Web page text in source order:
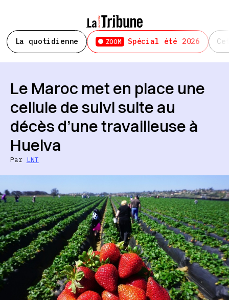
La quotidienne ZOOM Spécial été 2026
Le Maroc met en place une
cellule de suivi suite au
décès d’une travailleuse à
Huelva
Par LNT